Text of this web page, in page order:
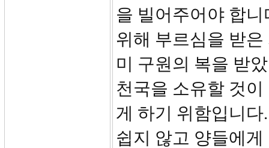
을 빌어주어야 합
위해 부르심을 받
미 구원의 복을 받
천국을 소유할 것
게 하기 위함입니
쉽지 않고 양들에